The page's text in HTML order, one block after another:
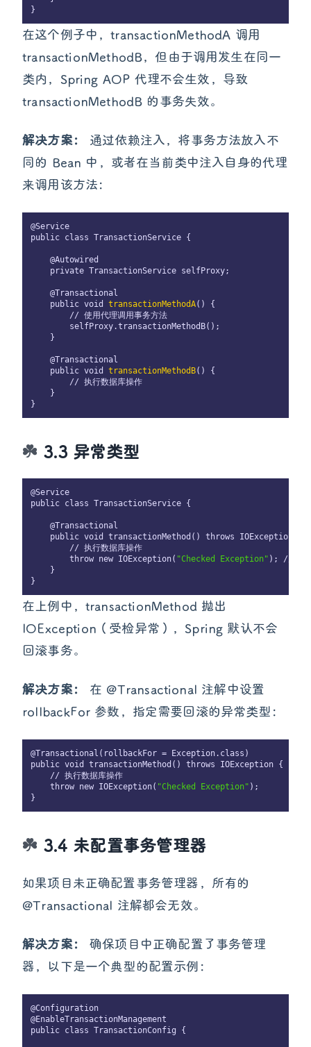
在这个例子中，transactionMethodA 调用
transactionMethodB，但由于调用发生在同一
类内，Spring AOP 代理不会生效，导致
transactionMethodB 的事务失效。
解决方案：
通过依赖注入，将事务方法放入不
同的 Bean 中，或者在当前类中注入自身的代理
来调用该方法：
@Service
public class TransactionService {
    @Autowired
    private TransactionService selfProxy;
    @Transactional
    public void
transactionMethodA() {
        // 使用代理调用事务方法
        selfProxy.transactionMethodB();
    }
    @Transactional
    public void
transactionMethodB() {
        // 执行数据库操作
    }
3.3 异常类型
@Service
public class TransactionService {
    @Transactional
    public void transactionMethod() throws IOException {
        // 执行数据库操作
        throw new IOException(
"Checked Exception" ); // 事务
    }
在上例中，transactionMethod 抛出
IOException（受检异常），Spring 默认不会
回滚事务。
解决方案：
在 @Transactional 注解中设置
rollbackFor 参数，指定需要回滚的异常类型：
@Transactional(rollbackFor = Exception.class)
public void transactionMethod() throws IOException {
    // 执行数据库操作
    throw new IOException(
"Checked Exception" );
3.4 未配置事务管理器
如果项目未正确配置事务管理器，所有的
@Transactional 注解都会无效。
解决方案：
确保项目中正确配置了事务管理
器，以下是一个典型的配置示例：
@Configuration
@EnableTransactionManagement
public class TransactionConfig {